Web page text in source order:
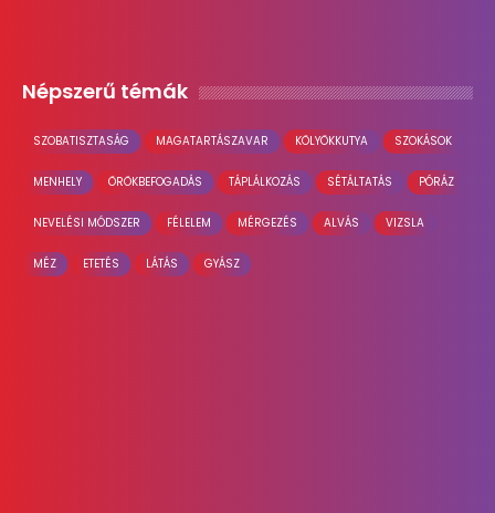
Népszerű témák
SZOBATISZTASÁG MAGATARTÁSZAVAR KÖLYÖKKUTYA SZOKÁSOK
MENHELY ÖRÖKBEFOGADÁS TÁPLÁLKOZÁS SÉTÁLTATÁS PÓRÁZ
NEVELÉSI MÓDSZER FÉLELEM MÉRGEZÉS ALVÁS VIZSLA
MÉZ ETETÉS LÁTÁS GYÁSZ